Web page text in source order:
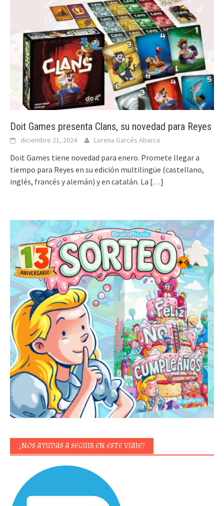
Doit Games presenta Clans, su novedad para Reyes
diciembre 21, 2024 Lorena Garcés Abarca
Doit Games tiene novedad para enero. Promete llegar a
tiempo para Reyes en su edición multilingüe (castellano,
inglés, francés y alemán) y en catalán. La […]
¿NOS AYUDAS A SEGUIR EN ESTE VIAJE?